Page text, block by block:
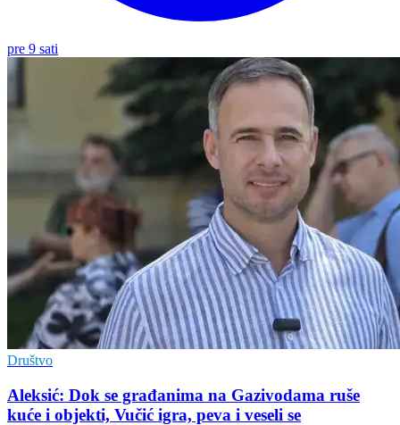
pre 9 sati
Društvo
Aleksić: Dok se građanima na Gazivodama ruše
kuće i objekti, Vučić igra, peva i veseli se